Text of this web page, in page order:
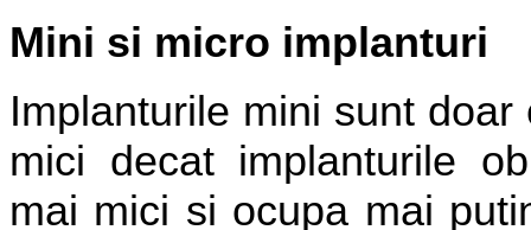
Mini si micro implanturi
Implanturile mini sunt
mici decat implanturile
mai mici si ocupa mai